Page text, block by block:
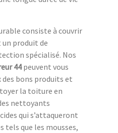
consiste à couvrir
produit de
spécialisé. Nos
44peuvent vous
bons produits et
la toiture en
nettoyants
qui s’attaqueront
tels que les mousses,